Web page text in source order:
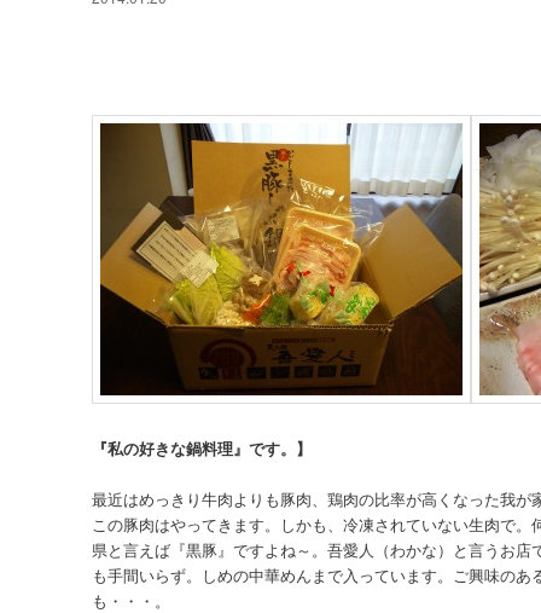
『私の好きな鍋料理』です。】
最近はめっきり牛肉よりも豚肉、鶏肉の比率が高くなった我
この豚肉はやってきます。しかも、冷凍されていない生肉で
県と言えば『黒豚』ですよね～。吾愛人（わかな）と言うお
も手間いらず。しめの中華めんまで入っています。ご興味の
も・・・。